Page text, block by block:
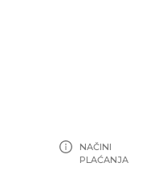
NAČINI
PLAĆANJA